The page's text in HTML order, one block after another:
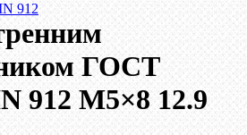
912
ГОСТ
912 М5×8 12.9